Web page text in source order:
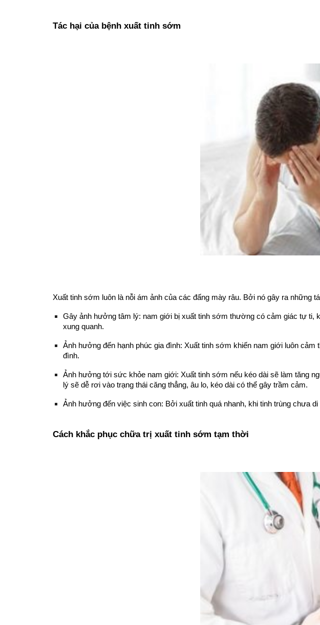
Tác hại của bệnh xuất tinh sớm
Xuất tinh sớm luôn là nỗi ám ảnh của các đấng mày râu. Bởi nó gây ra
Gây ảnh hưởng tâm lý: nam giới bị xuất tinh sớm thường có cảm giác tự ti,
xung quanh.
Ảnh hưởng đến hạnh phúc gia đình: Xuất tinh sớm khiến nam giới luôn
đình.
Ảnh hưởng tới sức khỏe nam giới: Xuất tinh sớm nếu kéo dài sẽ làm tăng
lý sẽ dễ rơi vào trạng thái căng thẳng, âu lo, kéo dài có thể gây trầm cảm.
Ảnh hưởng đến việc sinh con: Bởi xuất tinh quá nhanh, khi tinh trùng chưa
Cách khắc phục chữa trị xuất tinh sớm tạm thời